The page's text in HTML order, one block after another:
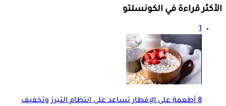
الأكثر قراءة في الكونسلتو
1
8 أطعمة على الإفطار تساعد على انتظام التبرز وتخفيف